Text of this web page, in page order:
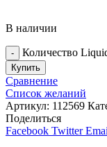
В наличии
Количество
Купить
Сравнение
Список желаний
Артикул: 112569
Поделиться
Facebook Twitter